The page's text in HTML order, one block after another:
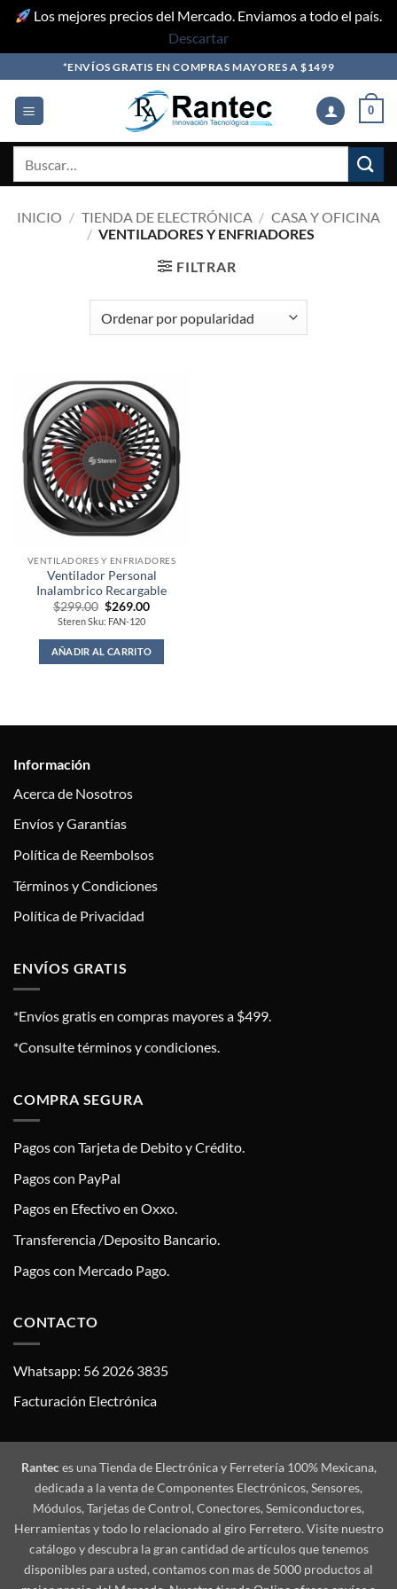
Los mejores precios del Mercado. Enviamos a todo el país.
Descartar
to
content
*ENVÍOS GRATIS EN COMPRAS MAYORES A $1499
0
INICIO / TIENDA DE ELECTRÓNICA / CASA Y OFICINA
/ VENTILADORES Y ENFRIADORES
FILTRAR
VENTILADORES Y ENFRIADORES
Ventilador Personal
Inalambrico Recargable
$299.00 Original
price
was:
$299.00.
$269.00Current
$269.00.
Steren Sku: FAN-120
AÑADIR AL CARRITO
Información
Acerca de Nosotros
Envíos y Garantías
Política de Reembolsos
Términos y Condiciones
Política de Privacidad
ENVÍOS GRATIS
*Envíos gratis en compras mayores a $499.
*Consulte términos y condiciones.
COMPRA SEGURA
Pagos con Tarjeta de Debito y Crédito.
Pagos con PayPal
Pagos en Efectivo en Oxxo.
Transferencia /Deposito Bancario.
Pagos con Mercado Pago.
CONTACTO
Whatsapp: 56 2026 3835
Facturación Electrónica
Ranteces una Tienda de Electrónica y Ferretería 100% Mexicana,
dedicada a la venta de Componentes Electrónicos, Sensores,
Módulos, Tarjetas de Control, Conectores, Semiconductores,
Herramientas y todo lo relacionado al giro Ferretero. Visite nuestro
catálogo y descubra la gran cantidad de artículos que tenemos
disponibles para usted, contamos con mas de 5000 productos al